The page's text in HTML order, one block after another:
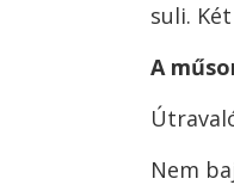
suli.
A
Nem